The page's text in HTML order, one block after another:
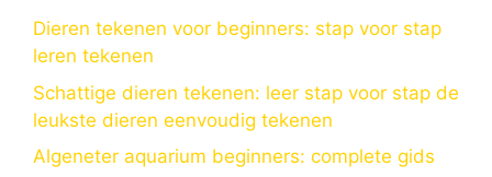
Dieren tekenen voor beginners: stap voor stap
leren tekenen
Schattige dieren tekenen: leer stap voor stap de
leukste dieren eenvoudig tekenen
Algeneter aquarium beginners: complete gids